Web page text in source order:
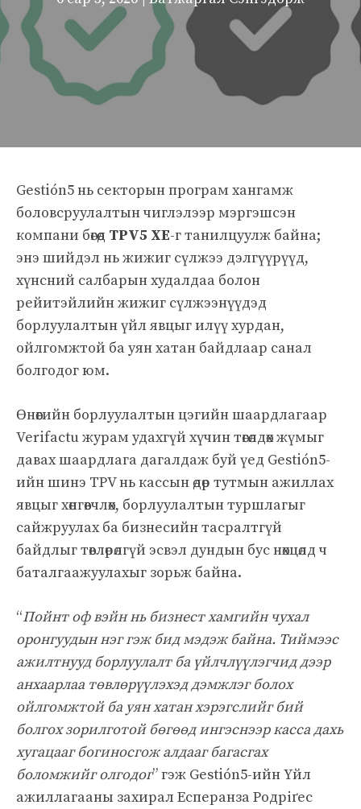
Gestión5 нь секторын програм хангамж
боловсруулалтын чиглэлээр мэргэшсэн
компани бөгөөд TPV5 XE-г танилцуулж байна;
энэ шийдэл нь жижиг сүлжээ дэлгүүрүүд,
хүнсний салбарын худалдаа болон
рейитэйлийн жижиг сүлжээнүүдэд
борлуулалтын үйл явцыг илүү хурдан,
ойлгомжтой ба уян хатан байдлаар санал
болгодог юм.
Өнөөгийн борлуулалтын цэгийн шаардлагаар
Verifactu журам удахгүй хүчин төгөлдөх жүмыг
давах шаардлага дагалдаж буй үед Gestión5-
ийн шинэ TPV нь кассын өдөр тутмын ажиллах
явцыг хөнгөвчлөх, борлуулалтын туршлагыг
сайжруулах ба бизнесийн тасралтгүй
байдлыг төвлөрөлгүй эсвэл дундын бус нөхцөлд ч
баталгаажуулахыг зорьж байна.
“Пойнт оф вэйн нь бизнест хамгийн чухал
оронгуудын нэг гэж бид мэдэж байна. Тиймээс
ажилтнууд борлуулалт ба үйлчлүүлэгчид дээр
анхаарлаа төвлөрүүлэхэд дэмжлэг болох
ойлгомжтой ба уян хатан хэрэгслийг бий
болгох зорилготой бөгөөд ингэснээр касса дахь
хугацааг богиносгож алдааг багасгах
боломжийг олгодог” гэж Gestión5-ийн Үйл
ажиллагааны захирал Есперанза Родріґес